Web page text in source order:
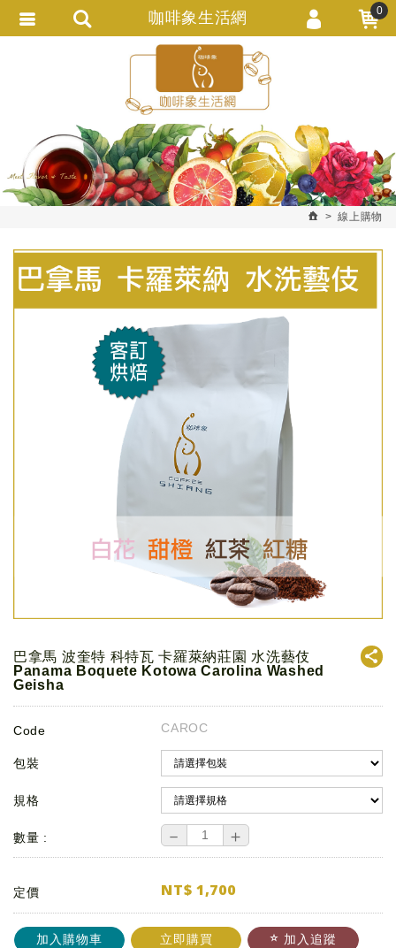
線上購物
巴拿馬 波奎特 科特瓦 卡羅萊納莊園 水洗藝伎
Panama Boquete Kotowa Carolina Washed
Geisha
Code CAROC
包裝
規格
數量 : － ＋
定價 NT$ 1,700
加入購物車 立即購買 加入追蹤
咖啡象生活網 0
會員登入
會員註冊
訂單查詢
追蹤清單
繁體中文